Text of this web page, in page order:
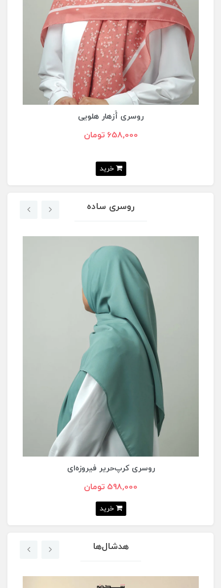
روسری أَزهار هلویی
658,000 تومان
خرید
روسری ساده
روسری کرپ‌حریر فیروزه‌ای
598,000 تومان
خرید
هدشال‌ها